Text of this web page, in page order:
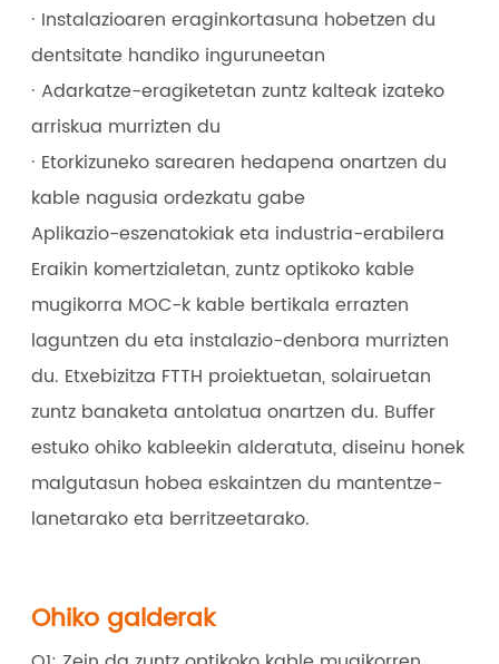
· Instalazioaren eraginkortasuna hobetzen du
dentsitate handiko inguruneetan
· Adarkatze-eragiketetan zuntz kalteak izateko
arriskua murrizten du
· Etorkizuneko sarearen hedapena onartzen du
kable nagusia ordezkatu gabe
Aplikazio-eszenatokiak eta industria-erabilera
Eraikin komertzialetan, zuntz optikoko kable
mugikorra MOC-k kable bertikala errazten
laguntzen du eta instalazio-denbora murrizten
du. Etxebizitza FTTH proiektuetan, solairuetan
zuntz banaketa antolatua onartzen du. Buffer
estuko ohiko kableekin alderatuta, diseinu honek
malgutasun hobea eskaintzen du mantentze-
lanetarako eta berritzeetarako.
Ohiko galderak